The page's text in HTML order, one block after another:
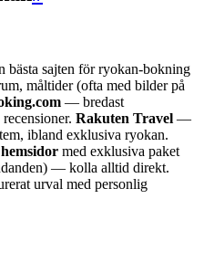
sajten för ryokan-bokning
måltider (ofta med bilder på
— bredast
Rakuten Travel —
ibland exklusiva ryokan.
med exklusiva paket
— kolla alltid direkt.
urval med personlig